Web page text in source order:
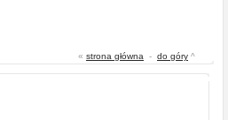
« strona główna - do góry ^